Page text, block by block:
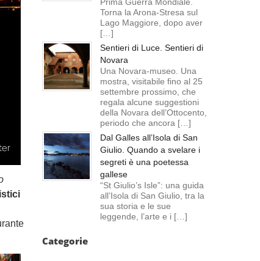
Prima Guerra Mondiale.
Torna la Arona-Stresa sul
Lago Maggiore, dopo aver
[…]
Sentieri di Luce. Sentieri di
Novara
Una Novara-museo. Una
mostra, visitabile fino al 25
settembre prossimo, che
regala alcune suggestioni
della Novara dell’Ottocento,
periodo che ancora […]
Dal Galles all’Isola di San
Giulio. Quando a svelare i
segreti è una poetessa
gallese
“St Giulio’s Isle”: una guida
all’Isola di San Giulio, tra la
sua storia e le sue
leggende, l’arte e i […]
Categorie